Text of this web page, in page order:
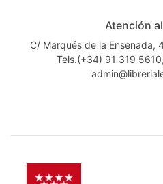
Atención
C/ Marqués de la Ensenada,
Tels.(+34) 91 319